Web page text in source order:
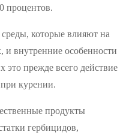
процентов.
которые влияют на
и внутренние особенности
прежде всего действие
курении.
продукты
гербицидов,